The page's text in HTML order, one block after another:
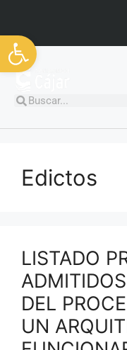
Abrir barra de
Edictos
LISTADO
DEL
UN